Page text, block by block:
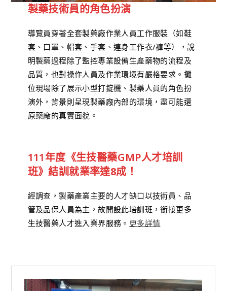
製藥技術員的角色扮演
導覽員穿著全套製藥廠作業人員工作服裝（如鞋
套、口罩、帽套、手套、連身工作衣/褲等），說
明製藥過程除了監控專業設備生產藥物的流程及
品質，也對操作人員及作業環境有嚴格要求。攤
位現場除了展示小型打錠機、製藥人員的角色扮
演外，背景則呈現製藥廠內部的環境，盡可能還
原藥廠的真實面貌。
111年度《生技醫藥GMP人才培訓
班》結訓就業率達8成！
經調查，製藥產業主要的人才缺口以技術員、品
管及品保人員為主，故開設此培訓班，銜接更多
生技醫藥人才進入業界服務。 更多詳情